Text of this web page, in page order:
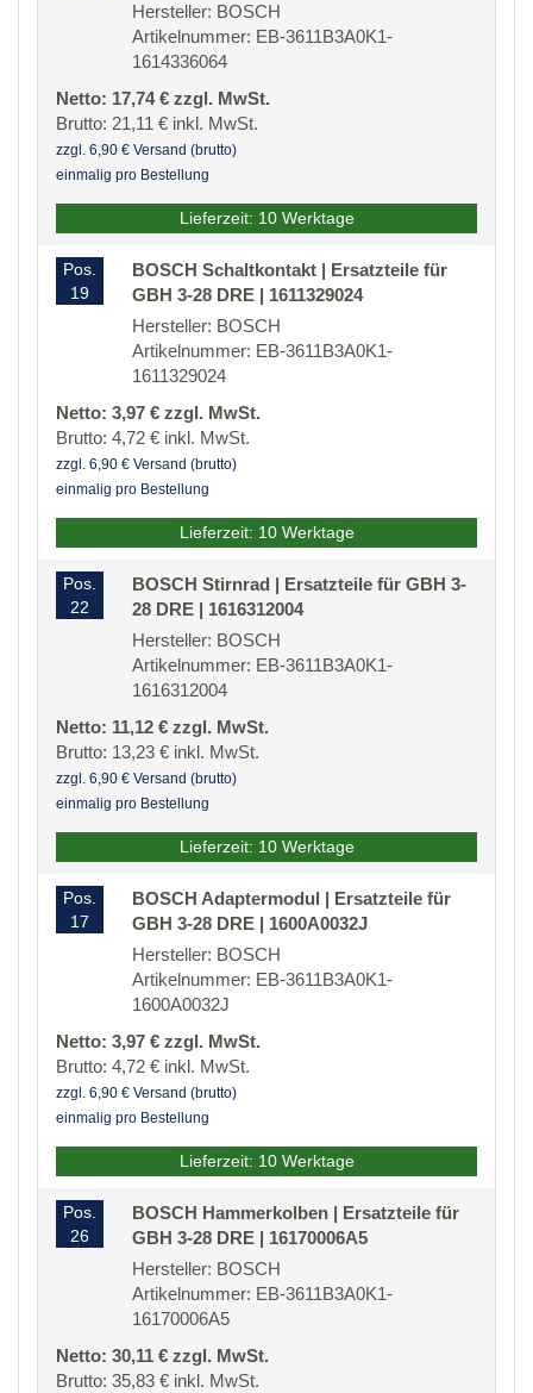
Hersteller: BOSCH
Artikelnummer: EB-3611B3A0K1-
1614336064
Netto: 17,74 € zzgl. MwSt.
Brutto: 21,11 € inkl. MwSt.
zzgl. 6,90 € Versand (brutto)
einmalig pro Bestellung
Lieferzeit: 10 Werktage
Pos.
19
BOSCH Schaltkontakt | Ersatzteile für
GBH 3-28 DRE | 1611329024
Hersteller: BOSCH
Artikelnummer: EB-3611B3A0K1-
1611329024
Netto: 3,97 € zzgl. MwSt.
Brutto: 4,72 € inkl. MwSt.
zzgl. 6,90 € Versand (brutto)
einmalig pro Bestellung
Lieferzeit: 10 Werktage
Pos.
22
BOSCH Stirnrad | Ersatzteile für GBH 3-
28 DRE | 1616312004
Hersteller: BOSCH
Artikelnummer: EB-3611B3A0K1-
1616312004
Netto: 11,12 € zzgl. MwSt.
Brutto: 13,23 € inkl. MwSt.
zzgl. 6,90 € Versand (brutto)
einmalig pro Bestellung
Lieferzeit: 10 Werktage
Pos.
17
BOSCH Adaptermodul | Ersatzteile für
GBH 3-28 DRE | 1600A0032J
Hersteller: BOSCH
Artikelnummer: EB-3611B3A0K1-
1600A0032J
Netto: 3,97 € zzgl. MwSt.
Brutto: 4,72 € inkl. MwSt.
zzgl. 6,90 € Versand (brutto)
einmalig pro Bestellung
Lieferzeit: 10 Werktage
Pos.
26
BOSCH Hammerkolben | Ersatzteile für
GBH 3-28 DRE | 16170006A5
Hersteller: BOSCH
Artikelnummer: EB-3611B3A0K1-
16170006A5
Netto: 30,11 € zzgl. MwSt.
Brutto: 35,83 € inkl. MwSt.